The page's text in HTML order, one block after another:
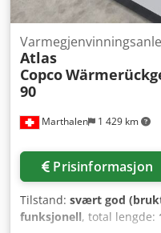
Marthalen 1 429 km
Atlas
Copco
90
Prisinformasjon
Tilstand: svært god
funksjonell, total lengde: